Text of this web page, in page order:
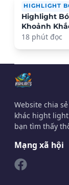
HIGHLIGHT
Highlight
Khoảnh
18 phút đọc
Website chia
khác hight
bạn tìm thấy
Mạng xã hội